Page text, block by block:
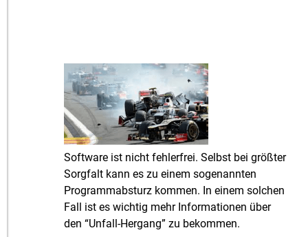
Software ist nicht fehlerfrei. Selbst bei größter
Sorgfalt kann es zu einem sogenannten
Programmabsturz kommen. In einem solchen
Fall ist es wichtig mehr Informationen über
den “Unfall-Hergang” zu bekommen.